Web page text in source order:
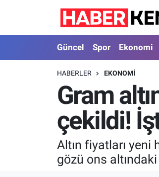
Güncel Spor Ekonomi
HABERLER EKONOMI
Gram
çekildi!
Altın fiyatları yeni
gözü ons
Güncel
Spor
Ekonomi
Magazin
Nöbetçi Eczaneler
Hava Durumu
İstanbul Namaz Vakitleri
Trafik Durumu
Süper Lig Puan Durumu ve Fikstür
Tüm Manşetler